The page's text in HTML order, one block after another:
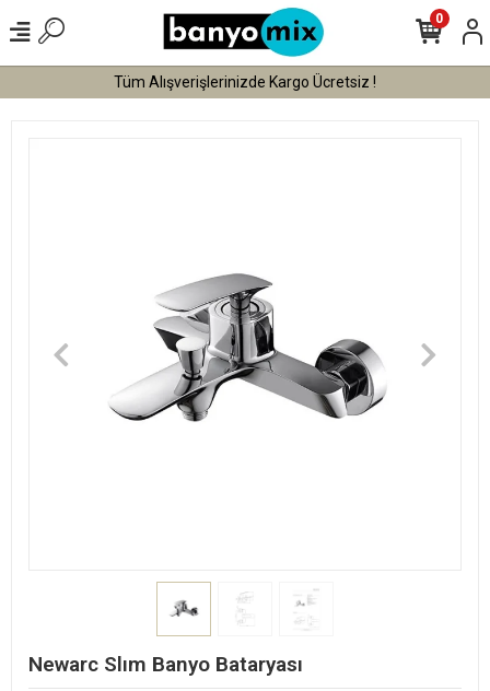
Tüm Alışverişlerinizde Kargo Ücretsiz !
0
Newarc Slım Banyo Bataryası